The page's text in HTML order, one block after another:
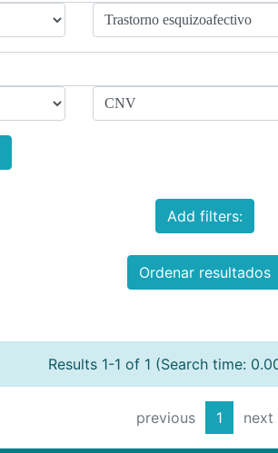
Add filters:
Ordenar resultados
Results 1-1 of 1 (Search time:
previous 1 next